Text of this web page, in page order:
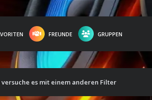
FREUNDE GRUPPEN
es mit einem anderen Filter